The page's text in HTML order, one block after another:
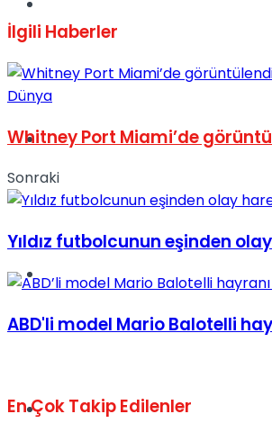
Sinema
Tatil
Spor
İlgili Haberler
Dünya
Whitney Port Miami’de
Sonraki
Yıldız futbolcunun eşinden
ABD'li model Mario Balotelli
En Çok Takip Edilenler